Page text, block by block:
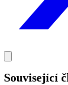
Související